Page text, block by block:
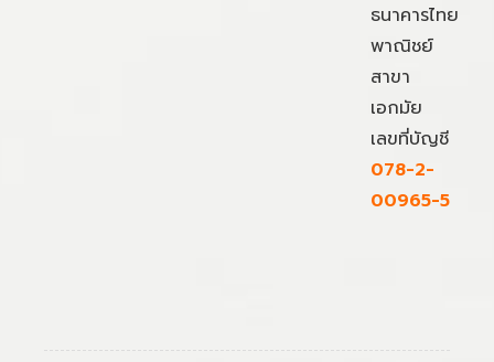
ธนาคารไทย
พาณิชย์
สาขา
เอกมัย
เลขที่บัญชี
078-2-
00965-5